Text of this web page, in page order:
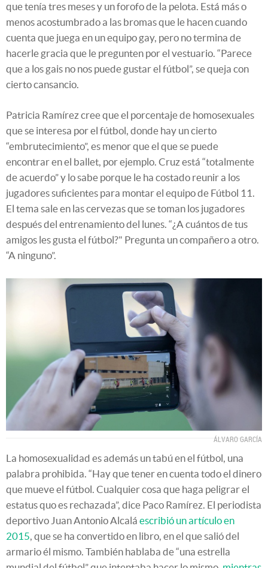
que tenía tres meses y un forofo de la pelota. Está más o
menos acostumbrado a las bromas que le hacen cuando
cuenta que juega en un equipo gay, pero no termina de
hacerle gracia que le pregunten por el vestuario. “Parece
que a los gais no nos puede gustar el fútbol”, se queja con
cierto cansancio.
Patricia Ramírez cree que el porcentaje de homosexuales
que se interesa por el fútbol, donde hay un cierto
“embrutecimiento”, es menor que el que se puede
encontrar en el ballet, por ejemplo. Cruz está “totalmente
de acuerdo” y lo sabe porque le ha costado reunir a los
jugadores suficientes para montar el equipo de Fútbol 11.
El tema sale en las cervezas que se toman los jugadores
después del entrenamiento del lunes. “¿A cuántos de tus
amigos les gusta el fútbol?" Pregunta un compañero a otro.
“A ninguno”.
ÁLVARO GARCÍA
La homosexualidad es además un tabú en el fútbol, una
palabra prohibida. “Hay que tener en cuenta todo el dinero
que mueve el fútbol. Cualquier cosa que haga peligrar el
estatus quo es rechazada”, dice Paco Ramírez. El periodista
deportivo Juan Antonio Alcalá escribió un artículo en
2015, que se ha convertido en libro, en el que salió del
armario él mismo. También hablaba de “una estrella